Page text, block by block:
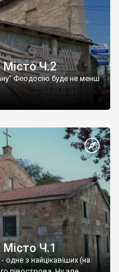
Ч.2
Феодосію буде не менш
Ч.1
з найцікавіших (на